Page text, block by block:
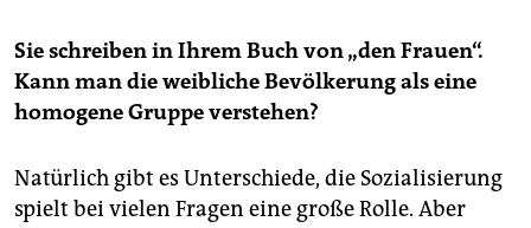
Sie schreiben in Ihrem Buch von „den Frauen“.
Kann man die weibliche Bevölkerung als eine
homogene Gruppe verstehen?
Natürlich gibt es Unterschiede, die Sozialisierung
spielt bei vielen Fragen eine große Rolle. Aber